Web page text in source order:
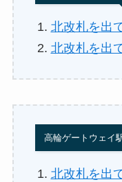
北改札を出
北改札を出
高輪ゲートウェイ
北改札を出